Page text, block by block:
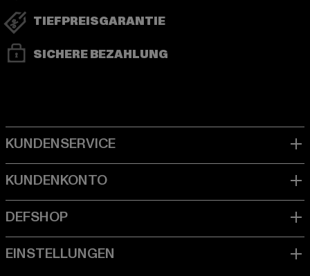
TIEFPREISGARANTIE
SICHERE BEZAHLUNG